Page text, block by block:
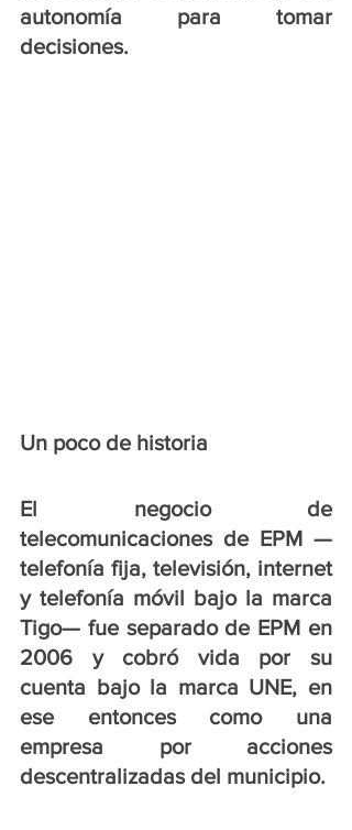
autonomía para tomar
decisiones.
Un poco de historia
El negocio de
telecomunicaciones de EPM —
telefonía fija, televisión, internet
y telefonía móvil bajo la marca
Tigo— fue separado de EPM en
2006 y cobró vida por su
cuenta bajo la marca UNE, en
ese entonces como una
empresa por acciones
descentralizadas del municipio.